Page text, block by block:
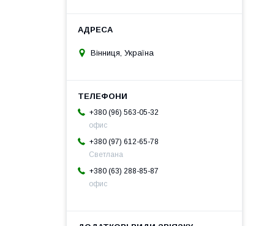
Вінниця, Україна
+380 (96) 563-05-32
офис
+380 (97) 612-65-78
Светлана
+380 (63) 288-85-87
офис